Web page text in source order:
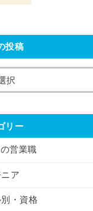
投稿
リー
の営業職
ア
・資格